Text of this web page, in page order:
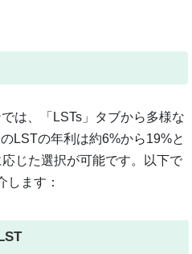
は、「LSTs」タブから多様な
LSTの年利は約6%から19%と
じた選択が可能です。以下で
します：